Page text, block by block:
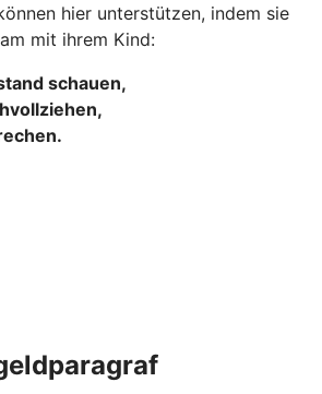
hier unterstützen, indem sie
mit ihrem Kind:
schauen,